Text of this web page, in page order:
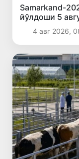
Samarkand-
йўлдоши 5
4 авг 2026,